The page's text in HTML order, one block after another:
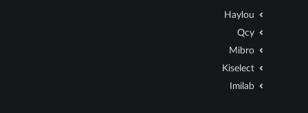
Haylou
Qcy
Mibro
Kiselect
Imilab